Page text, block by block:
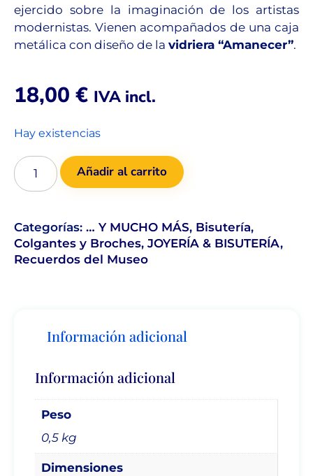
ejercido sobre la imaginación de los artistas
modernistas.Vienen acompañados de una caja
metálica con diseño de la vidriera “Amanecer”.
18,00 € IVA incl.
Hay existencias
Añadir al carrito
Categorías: … Y MUCHO MÁS, Bisutería,
Colgantes y Broches, JOYERÍA & BISUTERÍA,
Recuerdos del Museo
Información adicional
Información adicional
Peso
0,5 kg
Dimensiones